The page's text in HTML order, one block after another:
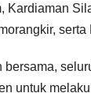
Kardiaman
serta
bersama,
untuk